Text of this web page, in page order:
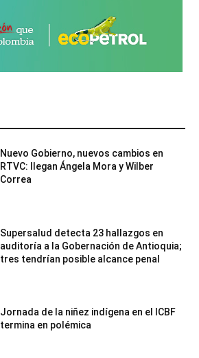
Nuevo Gobierno, nuevos cambios en
RTVC: llegan Ángela Mora y Wilber
Correa
Supersalud detecta 23 hallazgos en
auditoría a la Gobernación de Antioquia;
tres tendrían posible alcance penal
Jornada de la niñez indígena en el ICBF
termina en polémica